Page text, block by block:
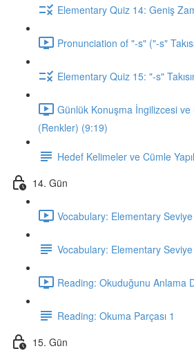
Elementary Quiz 14: Geniş
Pronunciation of "-s" ("-s"
Elementary Quiz 15: "-s"
Günlük Konuşma İngilizcesi
(Renkler) (9:19)
Hedef Kelimeler ve Cümle
14. Gün
Vocabulary: Elementary
Vocabulary: Elementary
Reading: Okuduğunu Anlama
Reading: Okuma Parçası 1
15. Gün